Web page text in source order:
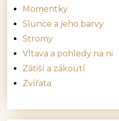
Momentky
Slunce a jeho barvy
Stromy
Vltava a pohledy na ni
Zátiší a zákoutí
Zvířata